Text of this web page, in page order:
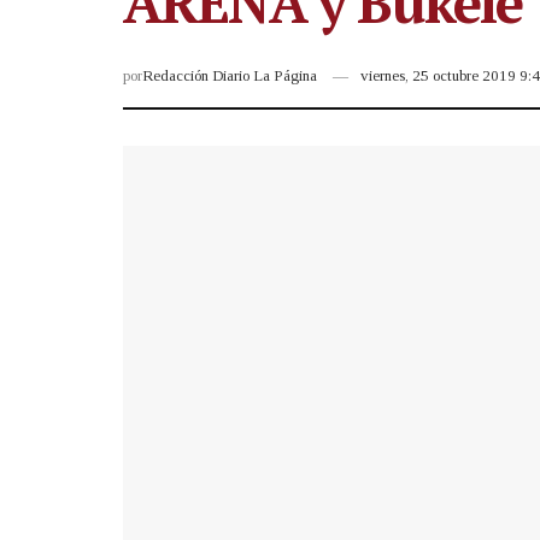
porRedacción Diario La Página viernes, 25 octubre 2019